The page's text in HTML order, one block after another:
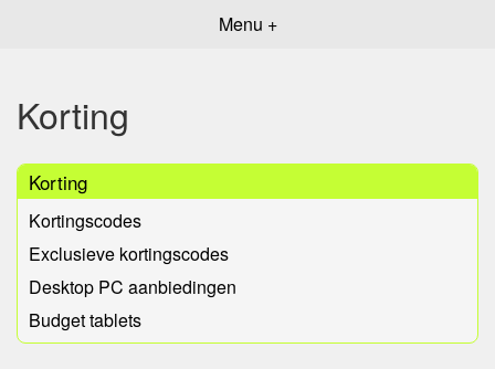
Menu +
Korting
Korting
Kortingscodes
Exclusieve kortingscodes
Desktop PC aanbiedingen
Budget tablets